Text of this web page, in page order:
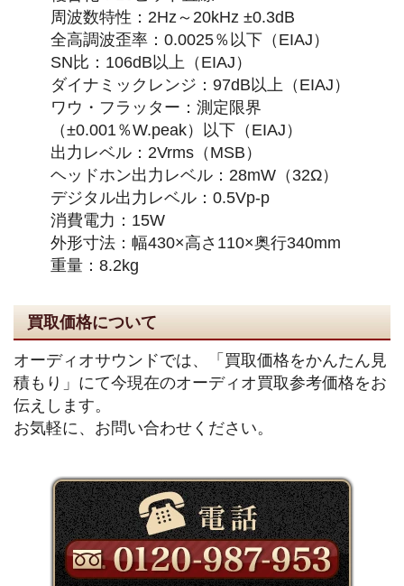
周波数特性：2Hz～20kHz ±0.3dB
全高調波歪率：0.0025％以下（EIAJ）
SN比：106dB以上（EIAJ）
ダイナミックレンジ：97dB以上（EIAJ）
ワウ・フラッター：測定限界
（±0.001％W.peak）以下（EIAJ）
出力レベル：2Vrms（MSB）
ヘッドホン出力レベル：28mW（32Ω）
デジタル出力レベル：0.5Vp-p
消費電力：15W
外形寸法：幅430×高さ110×奥行340mm
重量：8.2kg
買取価格について
オーディオサウンドでは、「買取価格をかんたん見
積もり」にて今現在のオーディオ買取参考価格をお
伝えします。
お気軽に、お問い合わせください。